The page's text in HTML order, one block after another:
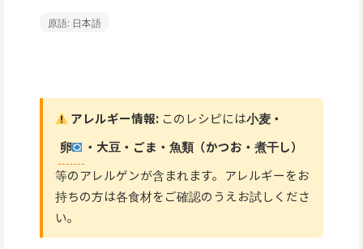
原語: 日本語
アレルギー情報: このレシピには小麦・
卵
・大豆・ごま・魚類（かつお・煮干し）
等のアレルゲンが含まれます。アレルギーをお
持ちの方は各食材をご確認のうえお試しくださ
い。